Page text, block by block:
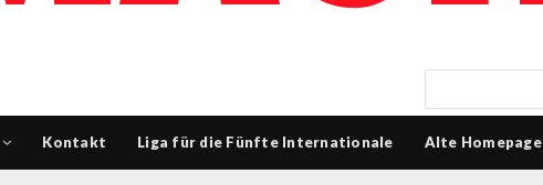
Kontakt Liga für die Fünfte Internationale Alte Homepage